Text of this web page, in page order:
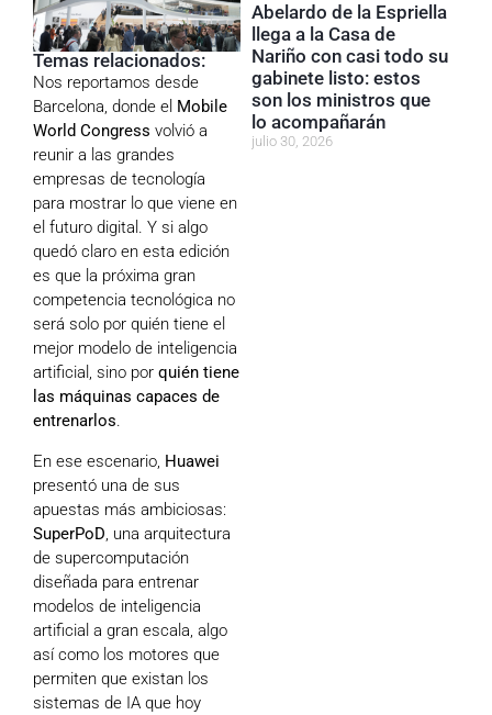
Temas relacionados:
Nos reportamos desde
Barcelona, donde el Mobile
World Congress volvió a
reunir a las grandes
empresas de tecnología
para mostrar lo que viene en
el futuro digital. Y si algo
quedó claro en esta edición
es que la próxima gran
competencia tecnológica no
será solo por quién tiene el
mejor modelo de inteligencia
artificial, sino por quién tiene
las máquinas capaces de
entrenarlos.
En ese escenario, Huawei
presentó una de sus
apuestas más ambiciosas:
SuperPoD , una arquitectura
de supercomputación
diseñada para entrenar
modelos de inteligencia
artificial a gran escala, algo
así como los motores que
permiten que existan los
sistemas de IA que hoy
Abelardo de la Espriella
llega a la Casa de
Nariño con casi todo su
gabinete listo: estos
son los ministros que
lo acompañarán
julio 30, 2026